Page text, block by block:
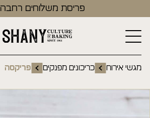
פריסת משלוחים רחבה
מגשי אירוח כריכונים מפנקים פריקסה